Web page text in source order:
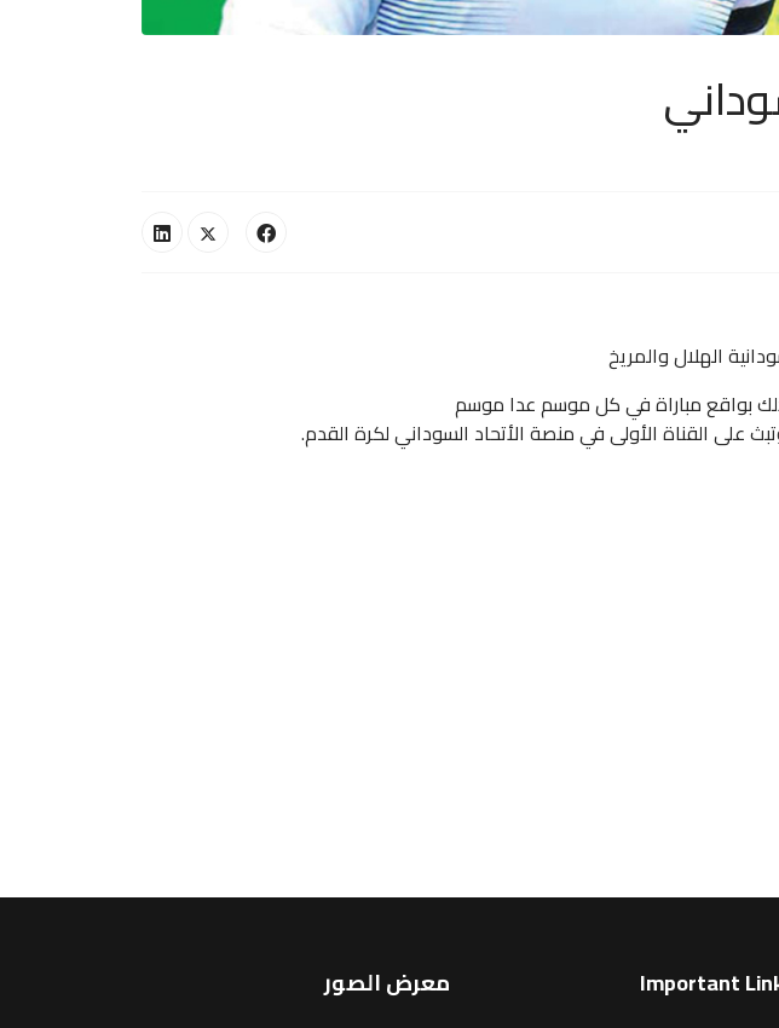
Important معرض الصور